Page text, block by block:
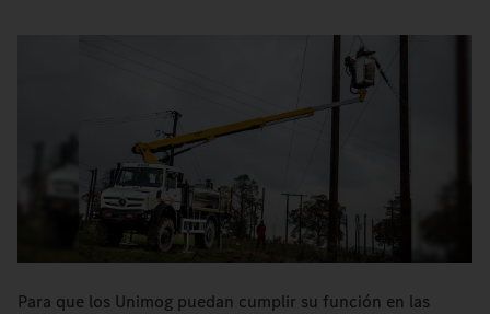
Para que los Unimog puedan cumplir su función en las